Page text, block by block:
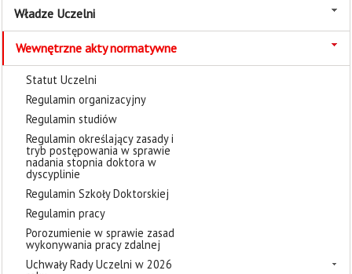
Władze Uczelni
Wewnętrzne akty normatywne
Statut Uczelni
Regulamin organizacyjny
Regulamin studiów
Regulamin określający zasady i
tryb postępowania w sprawie
nadania stopnia doktora w
dyscyplinie
Regulamin Szkoły Doktorskiej
Regulamin pracy
Porozumienie w sprawie zasad
wykonywania pracy zdalnej
Uchwały Rady Uczelni w 2026